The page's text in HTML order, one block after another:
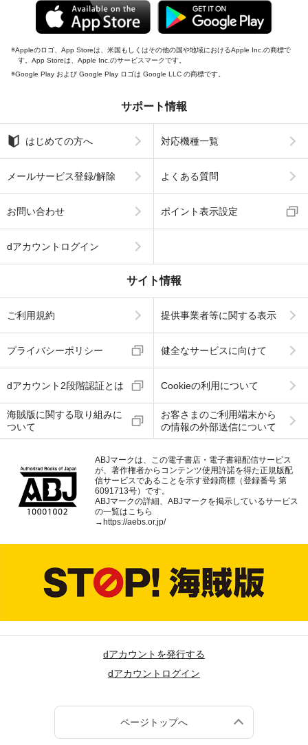
Appleのロゴ、App Storeは、米国もしくはその他の国や地域におけるApple Inc.の商標で
す。App Storeは、Apple Inc.のサービスマークです。
Google Play および Google Play ロゴは Google LLC の商標です。
サポート情報
はじめての方へ 対応機種一覧
メールサービス登録/解除 よくある質問
お問い合わせ ポイント表示設定
dアカウントログイン
サイト情報
ご利用規約 提供事業者等に関する表示
プライバシーポリシー 健全なサービスに向けて
dアカウント2段階認証とは Cookieの利用について
海賊版に関する取り組みに
ついて
お客さまのご利用端末から
の情報の外部送信について
ABJマークは、この電子書店・電子書籍配信サービス
が、著作権者からコンテンツ使用許諾を得た正規版配
信サービスであることを示す登録商標（登録番号 第
6091713号）です。
ABJマークの詳細、ABJマークを掲示しているサービス
の一覧はこちら
→https://aebs.or.jp/
dアカウントを発行する
dアカウントログイン
ページトップへ